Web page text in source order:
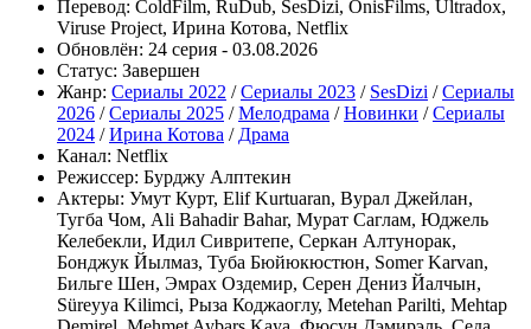
Перевод: ColdFilm, RuDub, SesDizi, OnisFilms, Ultradox,
Viruse Project, Ирина Котова, Netflix
Обновлён: 24 серия - 03.08.2026
Статус: Завершен
Жанр: Сериалы 2022 /Сериалы 2023 / SesDizi /Сериалы
2026 /Сериалы 2025 /Мелодрама /Новинки /Сериалы
2024 /Ирина Котова / Драма
Канал: Netflix
Режиссер: Бурджу Алптекин
Актеры: Умут Курт, Elif Kurtuaran, Вурал Джейлан,
Тугба Чом, Ali Bahadir Bahar, Мурат Саглам, Юджель
Келебекли, Идил Сивритепе, Серкан Алтунорак,
Бонджук Йылмаз, Туба Бюйюкюстюн, Somer Karvan,
Бильге Шен, Эмрах Оздемир, Серен Дениз Йалчын,
Süreyya Kilimci, Рыза Коджаоглу, Metehan Parilti, Mehtap